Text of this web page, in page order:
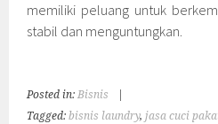
memiliki peluang untuk
stabil dan menguntungkan.
Posted in:Bisnis
Tagged:bisnis laundry,jasa cuci